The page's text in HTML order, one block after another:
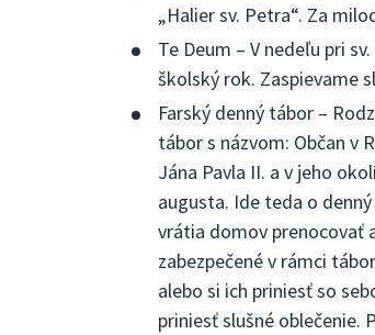
„Halier sv. Petra“. Za
Te Deum – V nedeľu pri
školský rok. Zaspievame
Farský denný tábor –
tábor s názvom: Občan v
Jána Pavla II. a v jeho
augusta. Ide teda o
vrátia domov prenocovať
zabezpečené v rámci
alebo si ich priniesť so
priniesť slušné oblečenie.